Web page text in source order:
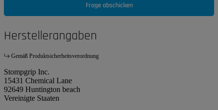
Frage abschicken
Herstellerangaben
Gemäß Produktsicherheitsverordnung
Stompgrip Inc.
15431 Chemical Lane
92649 Huntington beach
Vereinigte Staaten